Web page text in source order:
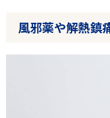
風邪薬や解熱鎮